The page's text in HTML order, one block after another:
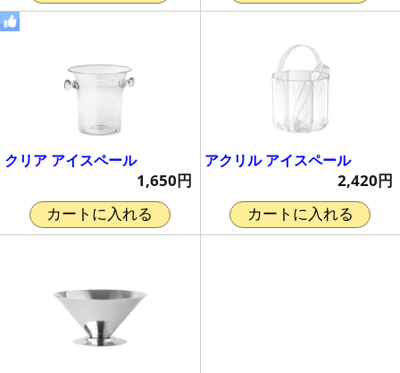
クリア アイスペール
1,650円
カートに入れる
アクリル アイスペール
2,420円
カートに入れる